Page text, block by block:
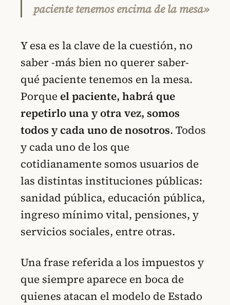
paciente tenemos encima de la mesa»
Y esa es la clave de la cuestión, no
saber -más bien no querer saber-
qué paciente tenemos en la mesa.
Porque el paciente, habrá que
repetirlo una y otra vez, somos
todos y cada uno de nosotros. Todos
y cada uno de los que
cotidianamente somos usuarios de
las distintas instituciones públicas:
sanidad pública, educación pública,
ingreso mínimo vital, pensiones, y
servicios sociales, entre otras.
Una frase referida a los impuestos y
que siempre aparece en boca de
quienes atacan el modelo de Estado